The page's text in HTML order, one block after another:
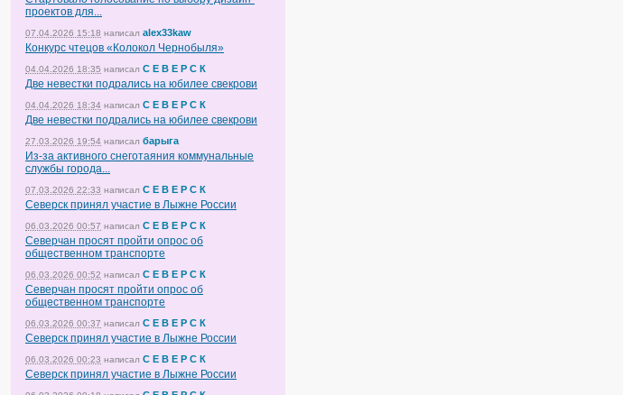
проектов для...
07.04.2026 15:18 написал alex33kaw
Конкурс чтецов «Колокол Чернобыля»
04.04.2026 18:35 написал С Е В Е Р С К
Две невестки подрались на юбилее свекрови
04.04.2026 18:34 написал С Е В Е Р С К
Две невестки подрались на юбилее свекрови
27.03.2026 19:54 написал барыга
Из-за активного снеготаяния коммунальные
службы города...
07.03.2026 22:33 написал С Е В Е Р С К
Северск принял участие в Лыжне России
06.03.2026 00:57 написал С Е В Е Р С К
Северчан просят пройти опрос об
общественном транспорте
06.03.2026 00:52 написал С Е В Е Р С К
Северчан просят пройти опрос об
общественном транспорте
06.03.2026 00:37 написал С Е В Е Р С К
Северск принял участие в Лыжне России
06.03.2026 00:23 написал С Е В Е Р С К
Северск принял участие в Лыжне России